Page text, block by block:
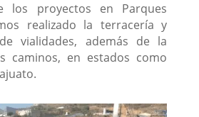
los proyectos en Parques
realizado la terracería y
vialidades, además de la
caminos, en estados como